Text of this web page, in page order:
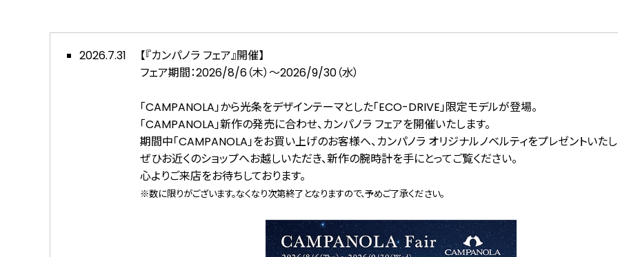
2026.7.31
【『カンパノラ フェア』開催】
フェア期間：2026/8/6（木）～2026/9/30（水）
「CAMPANOLA」から光条をデザインテーマとした「ECO-DRIVE」限定モデルが登場。
「CAMPANOLA」新作の発売に合わせ、カンパノラ フェアを開催いたします。
期間中「CAMPANOLA」をお買い上げのお客様へ、カンパノラ オリジナルノベルティをプレゼントいたし
ぜひお近くのショップへお越しいただき、新作の腕時計を手にとってご覧ください。
心よりご来店をお待ちしております。
※数に限りがございます。なくなり次第終了となりますので、予めご了承ください。